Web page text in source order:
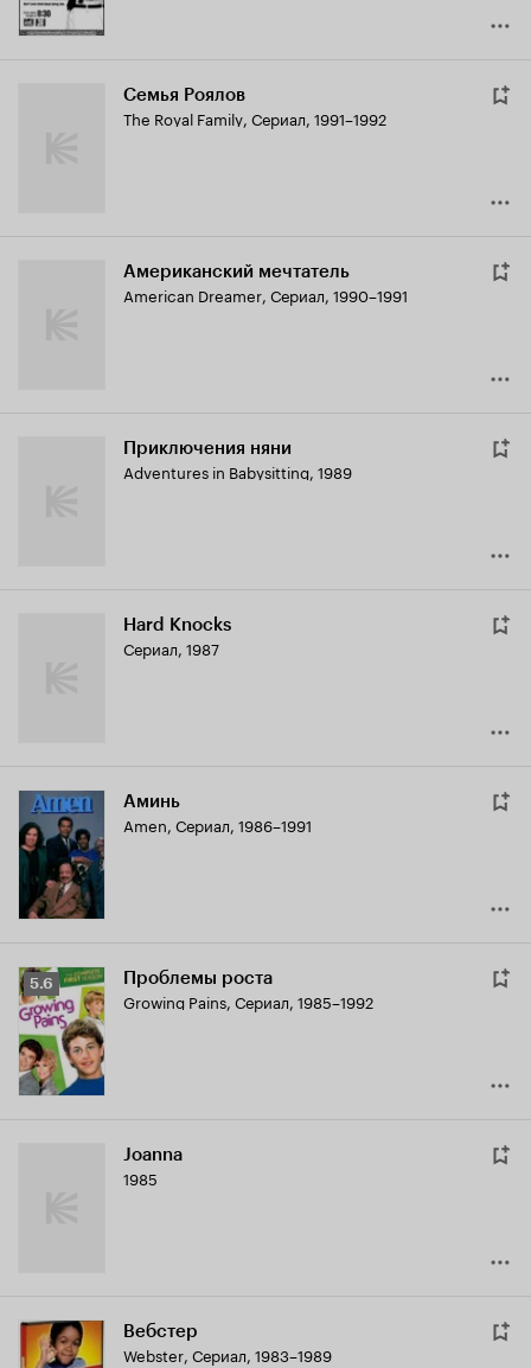
Семья Роялов
The Royal Family, Сериал, 1991–1992
Американский мечтатель
American Dreamer, Сериал, 1990–1991
Приключения няни
Adventures in Babysitting, 1989
Hard Knocks
Сериал, 1987
Аминь
Amen, Сериал, 1986–1991
Рейтинг
Кинопоиска
5.6
5.6 Проблемы роста
Growing Pains, Сериал, 1985–1992
Joanna
1985
Вебстер
Webster, Сериал, 1983–1989